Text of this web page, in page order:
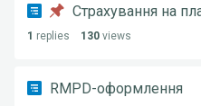
Страхування на
1 replies 130 views
RMPD-оформлення